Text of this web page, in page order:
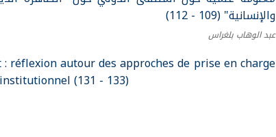
والإنسانية" (109 - 112)
عبد الوهاب بلغراس
réflexion autour des approches de prise en charge
(131 - 133)